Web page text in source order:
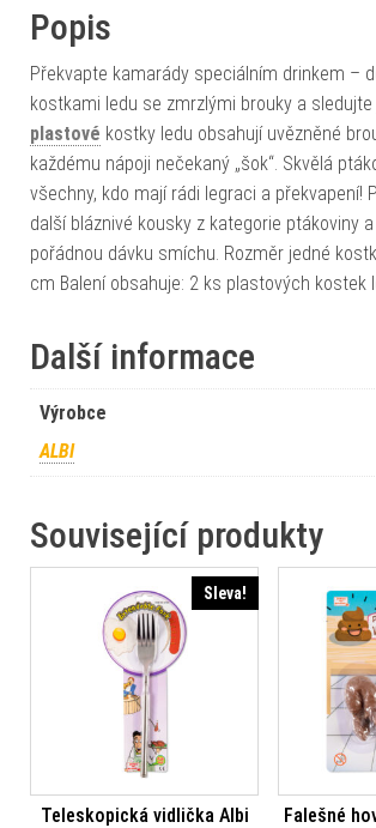
Popis
Překvapte kamarády speciálním drinkem –
kostkami ledu se zmrzlými brouky a sledujte
plastové kostky ledu obsahují uvězněné
každému nápoji nečekaný „šok“. Skvělá
všechny, kdo mají rádi legraci a překvapení!
další bláznivé kousky z kategorie ptákoviny
pořádnou dávku smíchu. Rozměr jedné
cm Balení obsahuje: 2 ks plastových kostek
Další informace
Výrobce
ALBI
Související produkty
Sleva!
Teleskopická vidlička Albi Falešné